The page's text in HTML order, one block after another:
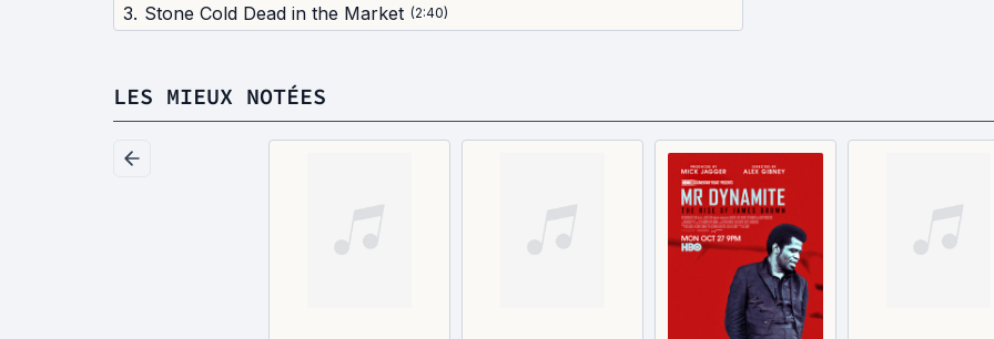
3. Stone Cold Dead in the Market (2:40)
LES MIEUX NOTÉES